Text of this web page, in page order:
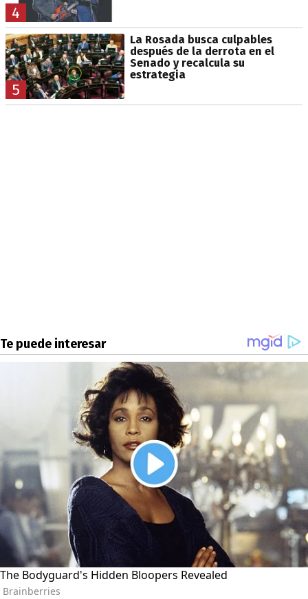
4
5
La Rosada busca culpables
después de la derrota en el
Senado y recalcula su
estrategia